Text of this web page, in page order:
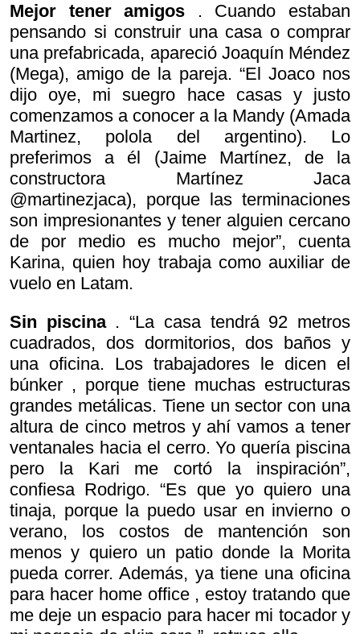
Mejor tener amigos . Cuando estaban
pensando si construir una casa o comprar
una prefabricada, apareció Joaquín Méndez
(Mega), amigo de la pareja. “El Joaco nos
dijo oye, mi suegro hace casas y justo
comenzamos a conocer a la Mandy (Amada
Martinez, polola del argentino). Lo
preferimos a él (Jaime Martínez, de la
constructora Martínez Jaca
@martinezjaca), porque las terminaciones
son impresionantes y tener alguien cercano
de por medio es mucho mejor”, cuenta
Karina, quien hoy trabaja como auxiliar de
vuelo en Latam.
Sin piscina. “La casa tendrá 92 metros
cuadrados, dos dormitorios, dos baños y
una oficina. Los trabajadores le dicen el
búnker , porque tiene muchas estructuras
grandes metálicas. Tiene un sector con una
altura de cinco metros y ahí vamos a tener
ventanales hacia el cerro. Yo quería piscina
pero la Kari me cortó la inspiración”,
confiesa Rodrigo. “Es que yo quiero una
tinaja, porque la puedo usar en invierno o
verano, los costos de mantención son
menos y quiero un patio donde la Morita
pueda correr. Además, ya tiene una oficina
para hacer home office , estoy tratando que
me deje un espacio para hacer mi tocador y